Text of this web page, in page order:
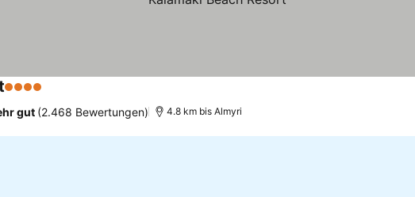
4 Sterne
gut (2.468 Bewertungen) 4.8 km bis Almyri